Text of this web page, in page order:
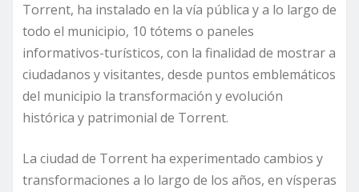
Torrent, ha instalado en la vía pública y a lo largo de
todo el municipio, 10 tótems o paneles
informativos-turísticos, con la finalidad de mostrar a
ciudadanos y visitantes, desde puntos emblemáticos
del municipio la transformación y evolución
histórica y patrimonial de Torrent.
La ciudad de Torrent ha experimentado cambios y
transformaciones a lo largo de los años, en vísperas